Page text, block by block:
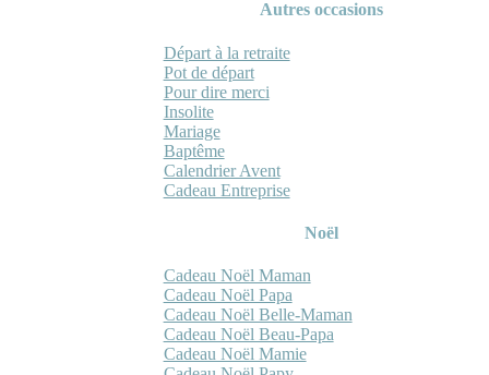
Autres occasions
Départ à la retraite
Pot de départ
Pour dire merci
Insolite
Mariage
Baptême
Calendrier Avent
Cadeau Entreprise
Noël
Cadeau Noël Maman
Cadeau Noël Papa
Cadeau Noël Belle-Maman
Cadeau Noël Beau-Papa
Cadeau Noël Mamie